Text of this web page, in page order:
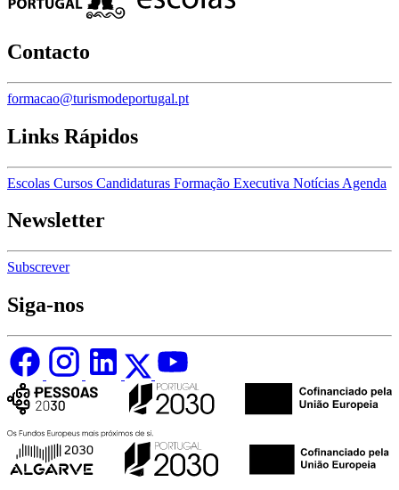
Contacto
formacao@turismodeportugal.pt
Links Rápidos
Escolas Cursos Candidaturas Formação Executiva Notícias Agenda
Newsletter
Subscrever
Siga-nos